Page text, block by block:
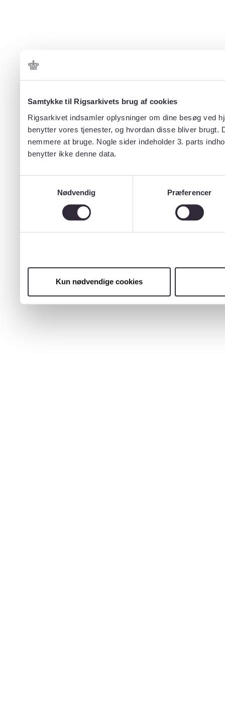
Samtykke til Rigsarkivets brug af cookies
Rigsarkivet indsamler oplysninger om dine besøg ved
benytter vores tjenester, og hvordan disse bliver
nemmere at bruge. Nogle sider indeholder 3. parts
benytter ikke denne data.
Nødvendig
Præferencer
Kun nødvendige cookies